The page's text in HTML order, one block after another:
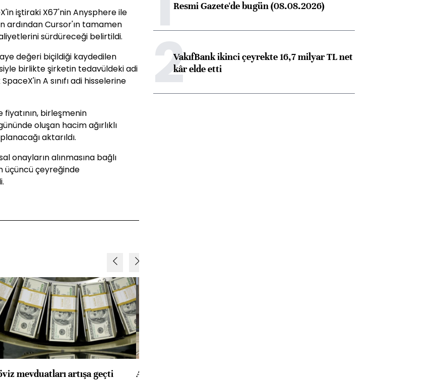
iştiraki X67'nin Anysphere ile
ardından Cursor'ın tamamen
sürdüreceği belirtildi.
değeri biçildiği kaydedilen
birlikte şirketin tedavüldeki adi
A sınıfı adi hisselerine
fiyatının, birleşmenin
oluşan hacim ağırlıklı
aktarıldı.
onayların alınmasına bağlı
üçüncü çeyreğinde
mevduatları artışa geçti
ABD'de konut başlangıçları
Resmi Gazete'de bugün (08.08.2026)
2VakıfBank ikinci çeyrekte 16,7 milyar TL net
kâr elde etti